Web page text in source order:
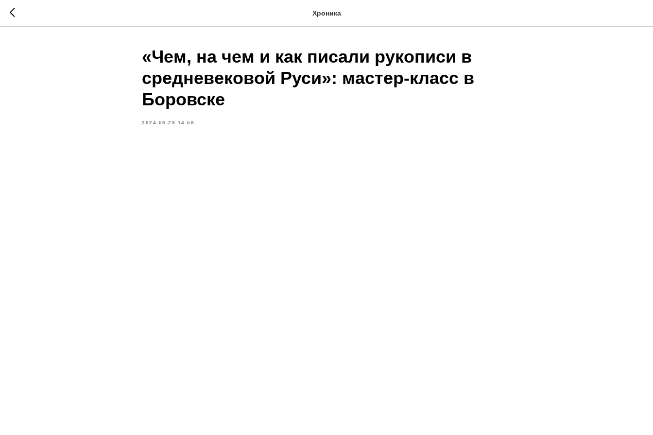
Хроника
«Чем, на чем и как писали рукописи в
средневековой Руси»: мастер-класс в
Боровске
2024-06-29 14:58